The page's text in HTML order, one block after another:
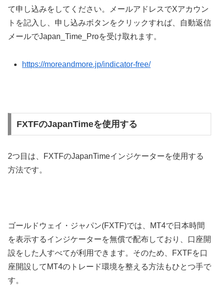
て申し込みをしてください。メールアドレスでXアカウン
トを記入し、申し込みボタンをクリックすれば、自動返信
メールでJapan_Time _Proを受け取れます。
https://moreandmore.jp/indicator-free/
FXTFのJapanTimeを使用する
2つ目は、 FXTFのJapanTimeインジケーターを使用する
方法です。
ゴールドウェイ・ジャパン(FXTF)では、 MT4で日本時間
を表示するインジケーターを無償で配布しており、口座開
設をした人すべてが利用できます。そのため、
FXTFを口
座開設して MT4のトレード環境を整える方法もひとつ手で
す。